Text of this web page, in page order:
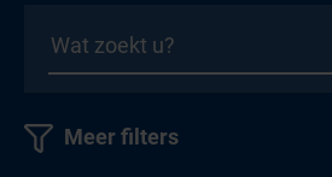
Meer filters